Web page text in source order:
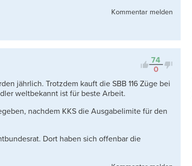
Kommentar melden
74
0
jährlich. Trotzdem kauft die SBB 116 Züge bei
weltbekannt ist für beste Arbeit.
nachdem KKS die Ausgabelimite für den
Dort haben sich offenbar die